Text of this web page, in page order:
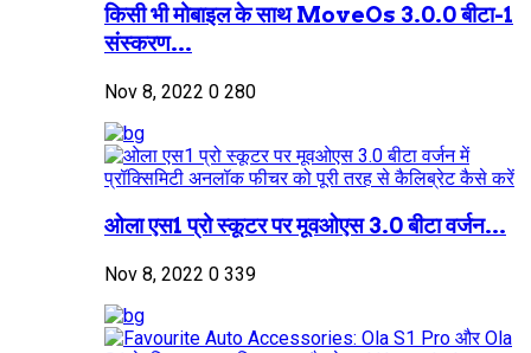
किसी भी मोबाइल के साथ MoveOs 3.0.0 बीटा-1
संस्करण...
Nov 8, 2022 0 280
ओला एस1 प्रो स्कूटर पर मूवओएस 3.0 बीटा वर्जन...
Nov 8, 2022 0 339